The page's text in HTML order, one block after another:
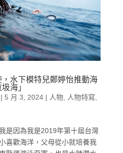
水下模特兒鄭婷怡推動海
海」
| 5 月 3, 2024| 人物, 人物特寫
是因為我是2019年第十屆台灣
喜歡海洋，父母從小就培養我